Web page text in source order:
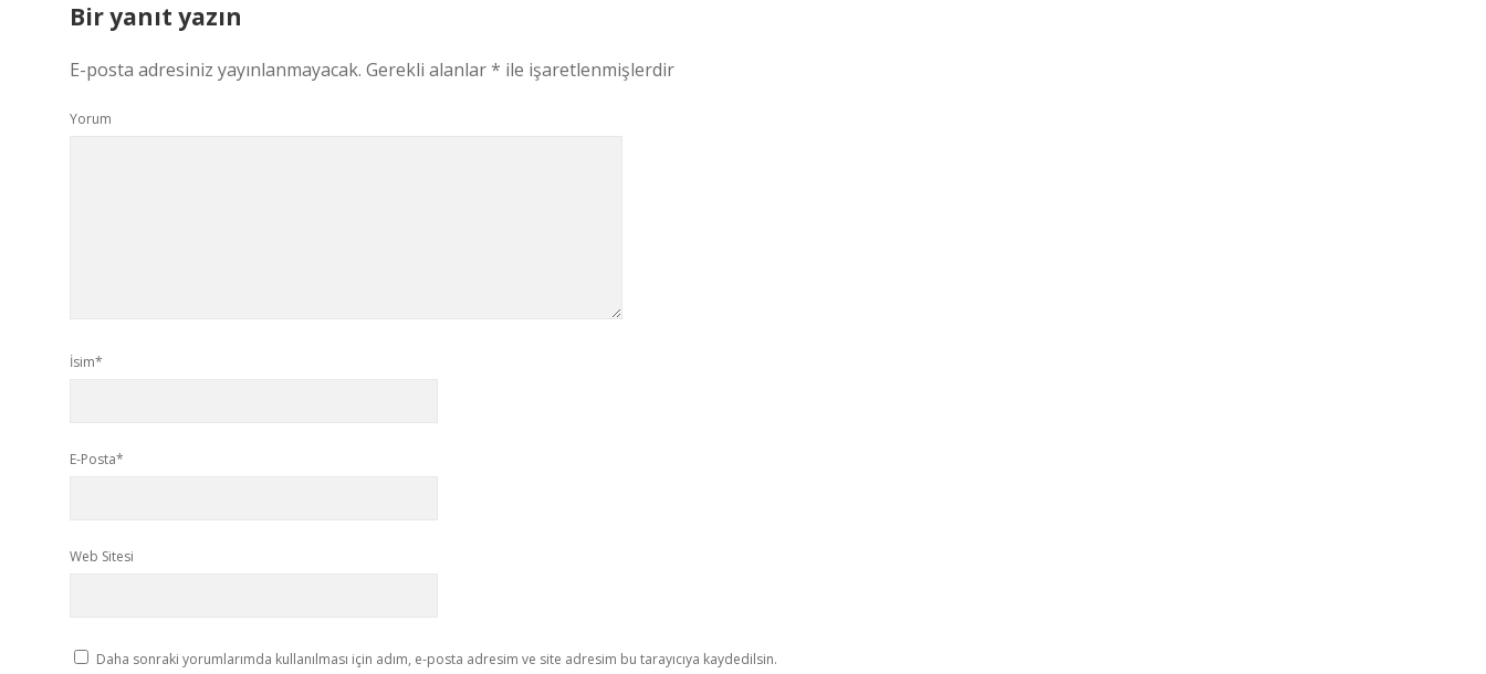
Bir yanıt yazın
E-posta adresiniz yayınlanmayacak. Gerekli alanlar* ile işaretlenmişlerdir
Yorum
İsim*
E-Posta*
Web Sitesi
Daha sonraki yorumlarımda kullanılması için adım, e-posta adresim ve site adresim bu tarayıcıya kaydedilsin.